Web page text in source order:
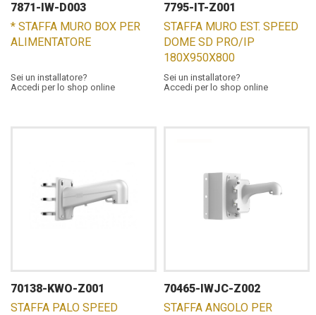
7871-IW-D003
* STAFFA MURO BOX PER
ALIMENTATORE
Sei un installatore?
Accedi per lo shop online
7795-IT-Z001
STAFFA MURO EST. SPEED
DOME SD PRO/IP
180X950X800
Sei un installatore?
Accedi per lo shop online
70138-KWO-Z001
STAFFA PALO SPEED
70465-IWJC-Z002
STAFFA ANGOLO PER